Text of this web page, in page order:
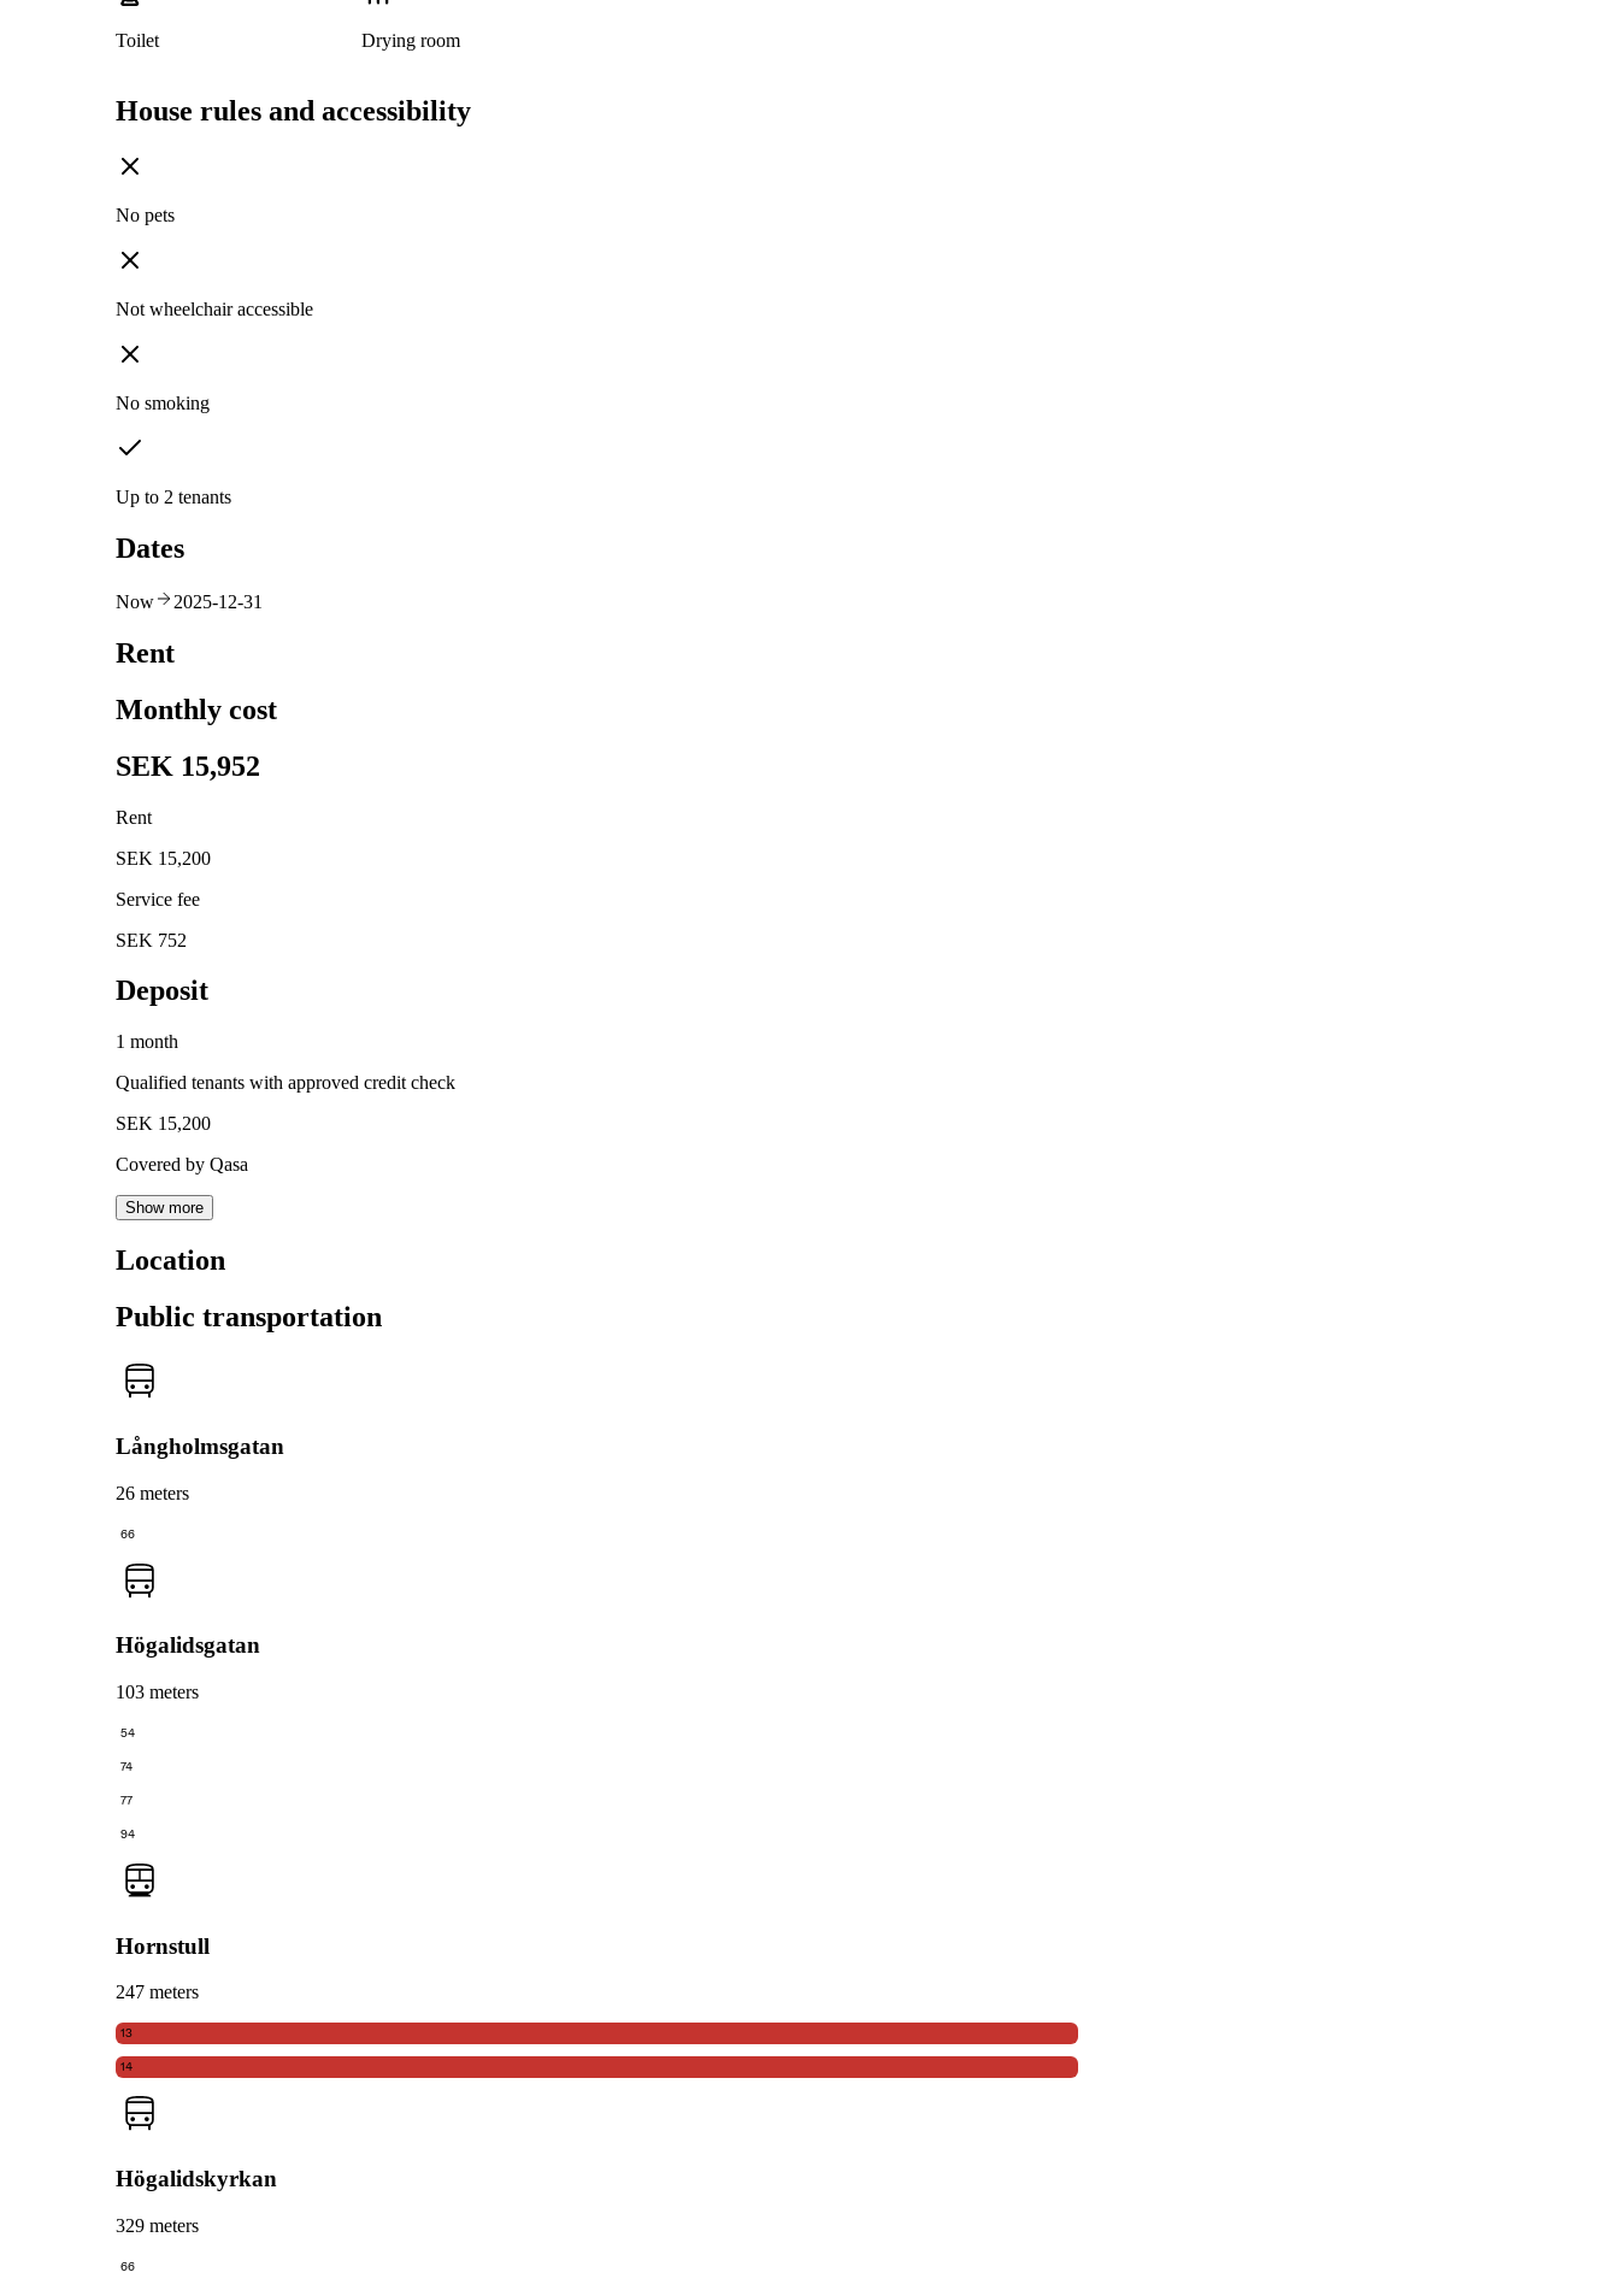
Toilet Drying room
House rules and accessibility
No pets
Not wheelchair accessible
No smoking
Up to 2 tenants
Dates
Now 2025-12-31
Rent
Monthly cost
SEK 15,952
Rent
SEK 15,200
Service fee
SEK 752
Deposit
1 month
Qualified tenants with approved credit check
SEK 15,200
Covered by Qasa
Show more
Location
Public transportation
Långholmsgatan
26 meters
66
Högalidsgatan
103 meters
54
74
77
94
Hornstull
247 meters
13
14
Högalidskyrkan
329 meters
66